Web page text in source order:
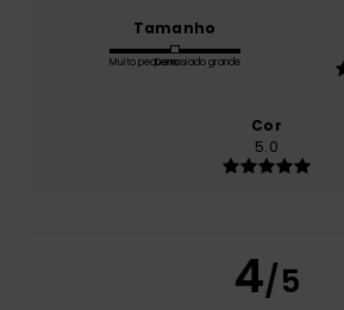
Tamanho
Muito pequenoDemasiado grande
Cor
5.0
4/5